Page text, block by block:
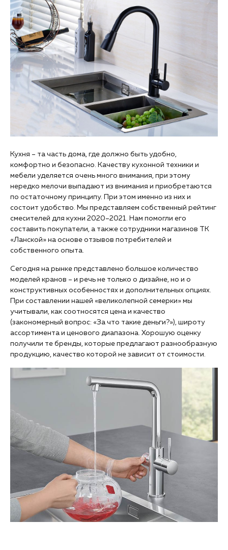
Кухня – та часть дома, где должно быть удобно,
комфортно и безопасно. Качеству кухонной техники и
мебели уделяется очень много внимания, при этому
нередко мелочи выпадают из внимания и приобретаются
по остаточному принципу. При этом именно из них и
состоит удобство. Мы представляем собственный рейтинг
смесителей для кухни 2020–2021. Нам помогли его
составить покупатели, а также сотрудники магазинов ТК
«Ланской» на основе отзывов потребителей и
собственного опыта.
Сегодня на рынке представлено большое количество
моделей кранов – и речь не только о дизайне, но и о
конструктивных особенностях и дополнительных опциях.
При составлении нашей «великолепной семерки» мы
учитывали, как соотносятся цена и качество
(закономерный вопрос: «За что такие деньги?»), широту
ассортимента и ценового диапазона. Хорошую оценку
получили те бренды, которые предлагают разнообразную
продукцию, качество которой не зависит от стоимости.